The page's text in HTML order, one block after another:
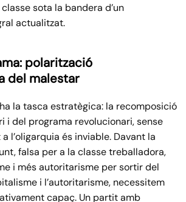
sota la bandera d’un
actualitzat.
polarització
del malestar
la tasca estratègica: la recomposició
i del programa revolucionari, sense
l’oligarquia és inviable. Davant la
falsa per a la classe treballadora,
i més autoritarisme per sortir del
i l’autoritarisme, necessitem
capaç. Un partit amb